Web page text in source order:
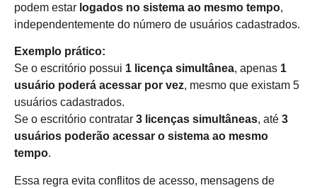
podem estar logados no sistema ao mesmo tempo,
independentemente do número de usuários cadastrados.
Exemplo prático:
Se o escritório possui 1 licença simultânea, apenas 1
usuário poderá acessar por vez, mesmo que existam 5
usuários cadastrados.
Se o escritório contratar 3 licenças simultâneas, até 3
usuários poderão acessar o sistema ao mesmo
tempo.
Essa regra evita conflitos de acesso, mensagens de